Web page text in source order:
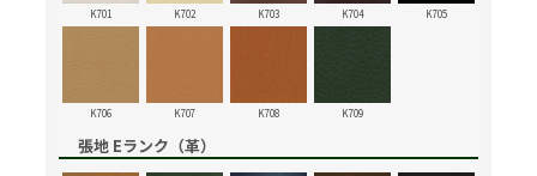
K701 K702 K703 K704 K705
K706 K707 K708 K709
張地 Eランク（革）